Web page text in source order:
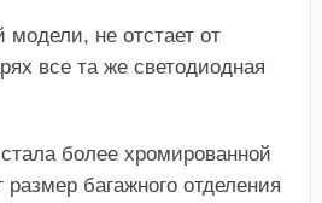
модели, не отстает от
все та же светодиодная
более хромированной
багажного отделения